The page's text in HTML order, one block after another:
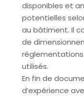
disponibles et
potentielles
au bâtiment. Il
de
réglementations
utilisés.
En fin de
d’expérience